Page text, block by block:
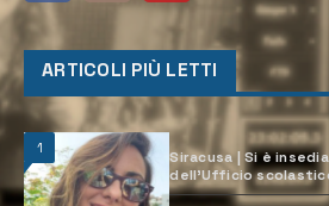
ARTICOLI PIÙ LETTI
1
Siracusa | Si è
dell’Ufficio